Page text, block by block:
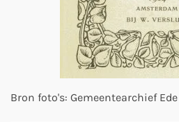
Bron foto's: Gemeentearchief Ede